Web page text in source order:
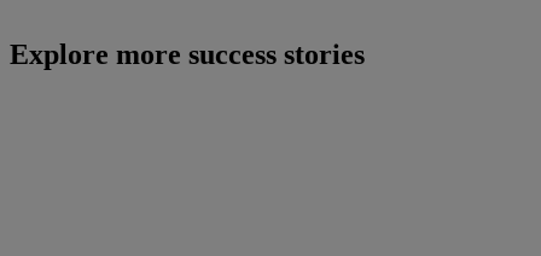
Explore more success stories